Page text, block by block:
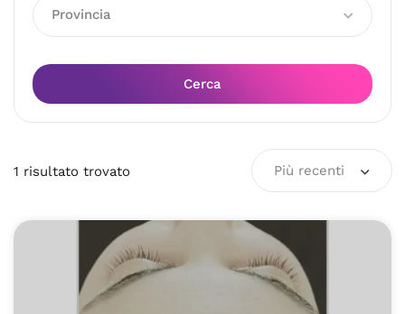
Provincia
Cerca
1 risultato trovato Più recenti